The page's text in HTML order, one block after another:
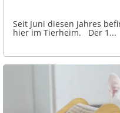
Seit Juni diesen Jahres
hier im Tierheim. Der 1...